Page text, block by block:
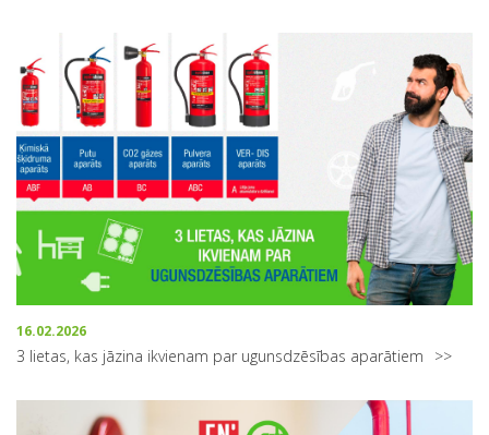
16.02.2026
3 lietas, kas jāzina ikvienam par ugunsdzēsības aparātiem